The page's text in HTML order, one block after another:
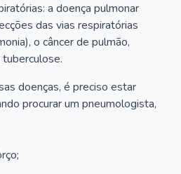
a doença pulmonar
das vias respiratórias
o câncer de pulmão,
doenças, é preciso estar
procurar um pneumologista,